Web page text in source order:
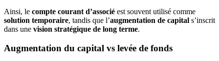
Ainsi, le compte courant d’associé est souvent utilisé comme
solution temporaire, tandis que l’augmentation de capital s’inscrit
dans une vision stratégique de long terme.
Augmentation du capital vs levée de fonds